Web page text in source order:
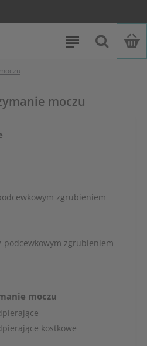
moczu
zgrubieniem
podcewkowym zgrubieniem
moczu
kostkowe